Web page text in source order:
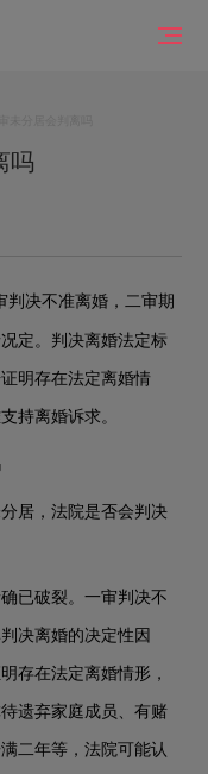
吗
判决不准离婚，二审期
定。判决离婚法定标
明存在法定离婚情
持离婚诉求。
居，法院是否会判决
已破裂。一审判决不
决离婚的决定性因
存在法定离婚情形，
遗弃家庭成员、有赌
二年等，法院可能认